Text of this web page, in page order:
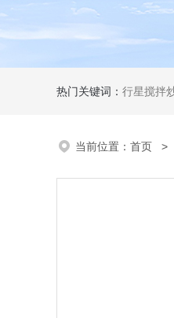
热门关键词： 行星搅拌炒
当前位置： 首页 >